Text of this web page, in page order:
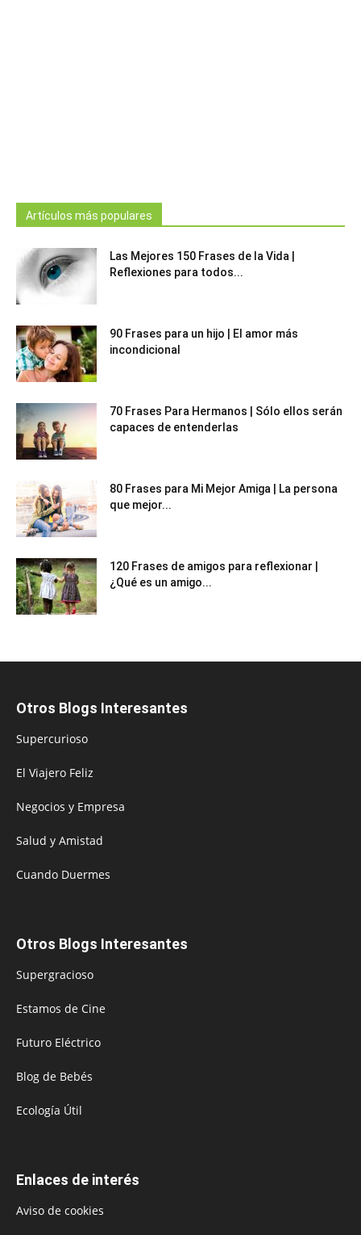
Artículos más populares
Las Mejores 150 Frases de la Vida |
Reflexiones para todos...
90 Frases para un hijo | El amor más
incondicional
70 Frases Para Hermanos | Sólo ellos serán
capaces de entenderlas
80 Frases para Mi Mejor Amiga | La persona
que mejor...
120 Frases de amigos para reflexionar |
¿Qué es un amigo...
Otros Blogs Interesantes
Supercurioso
El Viajero Feliz
Negocios y Empresa
Salud y Amistad
Cuando Duermes
Otros Blogs Interesantes
Supergracioso
Estamos de Cine
Futuro Eléctrico
Blog de Bebés
Ecología Útil
Enlaces de interés
Aviso de cookies